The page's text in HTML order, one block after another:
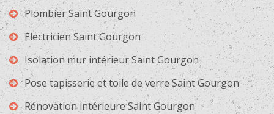
Plombier Saint Gourgon
Electricien Saint Gourgon
Isolation mur intérieur Saint Gourgon
Pose tapisserie et toile de verre Saint Gourgon
Rénovation intérieure Saint Gourgon